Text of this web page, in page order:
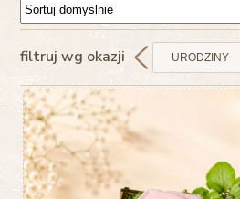
filtruj wg okazji URODZINY